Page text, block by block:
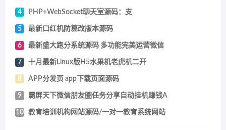
4 PHP+WebSocket聊天室源码：支
5 最新口红机防篡改版本源码
6 最新盛大跑分系统源码 多功能完美运营微信
7 十月最新Linux版H5水果机老虎机二开
8 APP分发页 app下载页面源码
9 霸屏天下微信朋友圈任务分享自动挂机赚钱A
10 教育培训机构网站源码/一对一教育系统网站